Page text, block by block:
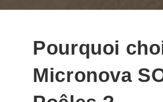
Pourquoi
Micronova